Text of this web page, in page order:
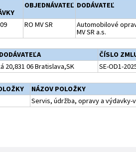
OBJEDNÁVATEĽ DODÁVATEĽ
RO MV SR
Automobilové
MV SR a.s.
ČÍSLO
20,831 06 Bratislava,SK
SE-OD1-
NÁZOV POLOŽKY
Servis, údržba, opravy a výdavky-